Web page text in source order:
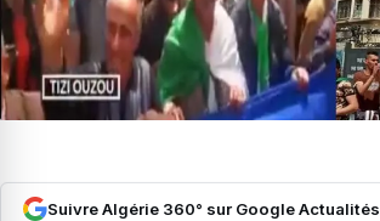
Suivre Algérie 360° sur Google Actualités